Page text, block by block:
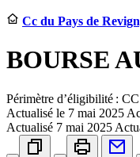
Cc du Pays de
BOURSE
Périmètre d’éligibilité :
Actualisé le 7 mai 2025
Actualisé 7 mai 2025